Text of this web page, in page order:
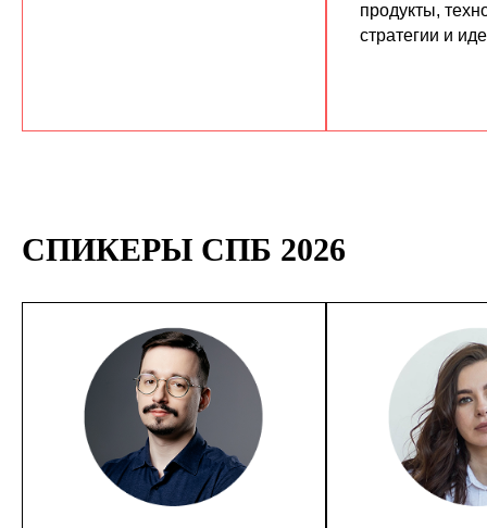
продукты,
стратегии и
СПИКЕРЫ СПБ 2026